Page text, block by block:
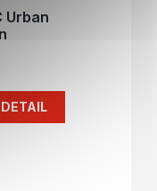
Urban
DETAIL